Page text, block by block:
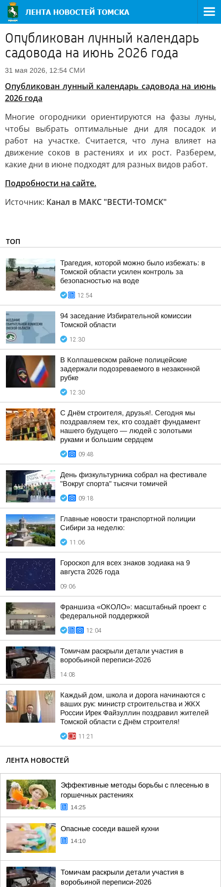
Опубликован лунный календарь
садовода на июнь 2026 года
31 мая 2026, 12:54 СМИ
Опубликован лунный календарь садовода на июнь
2026 года
Многие огородники ориентируются на фазы луны,
чтобы выбрать оптимальные дни для посадок и
работ на участке. Считается, что луна влияет на
движение соков в растениях и их рост. Разберем,
какие дни в июне подходят для разных видов работ.
Подробности на сайте.
Источник: Канал в МАКС "ВЕСТИ-ТОМСК"
ТОП
Трагедия, которой можно было избежать: в
Томской области усилен контроль за
безопасностью на воде
12:54
94 заседание Избирательной комиссии
Томской области
12:30
В Колпашевском районе полицейские
задержали подозреваемого в незаконной
рубке
12:30
С Днём строителя, друзья!. Сегодня мы
поздравляем тех, кто создаёт фундамент
нашего будущего — людей с золотыми
руками и большим сердцем
09:48
День физкультурника собрал на фестивале
"Вокруг спорта" тысячи томичей
09:18
Главные новости транспортной полиции
Сибири за неделю:
11:06
Гороскоп для всех знаков зодиака на 9
августа 2026 года
09:06
Франшиза «ОКОЛО»: масштабный проект с
федеральной поддержкой
12:04
Томичам раскрыли детали участия в
воробьиной переписи-2026
14:08
Каждый дом, школа и дорога начинаются с
ваших рук: министр строительства и ЖКХ
России Ирек Файзуллин поздравил жителей
Томской области с Днём строителя!
11:21
ЛЕНТА НОВОСТЕЙ
Эффективные методы борьбы с плесенью в
горшечных растениях
14:25
Опасные соседи вашей кухни
14:10
Томичам раскрыли детали участия в
воробьиной переписи-2026